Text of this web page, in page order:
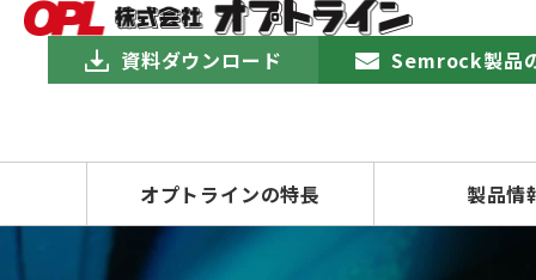
資料ダウンロード Semrock製品
オプトラインの特長 製品情